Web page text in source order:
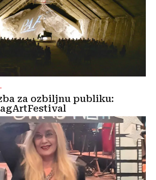
za ozbiljnu publiku: